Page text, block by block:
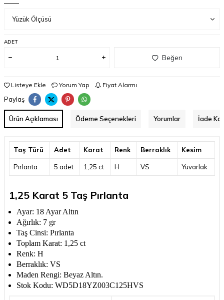
ADET
Beğen
Listeye Ekle Yorum Yap Fiyat Alarmı
Paylaş
Ürün Açıklaması Ödeme Seçenekleri Yorumlar İade
Taş Türü Adet Karat Renk Berraklık Kesim
Pırlanta 5 adet 1,25 ct H VS Yuvarlak
1,25 Karat 5 Taş Pırlanta
Ayar: 18 Ayar Altın
Ağırlık: 7 gr
Taş Cinsi: Pırlanta
Toplam Karat: 1,25 ct
Renk: H
Berraklık: VS
Maden Rengi: Beyaz Altın.
Stok Kodu: WD5D18YZ003C125HVS